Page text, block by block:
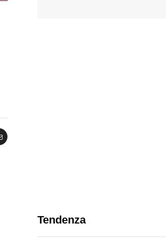
Tendenza